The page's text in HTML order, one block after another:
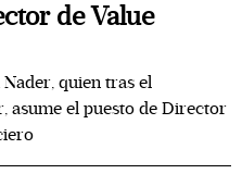
de Value
quien tras el
asume el puesto de Director